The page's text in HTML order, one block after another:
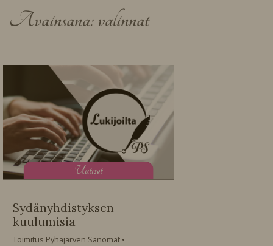
Avainsana: valinnat
Uutiset
Sydänyhdistyksen
kuulumisia
Toimitus Pyhäjärven Sanomat